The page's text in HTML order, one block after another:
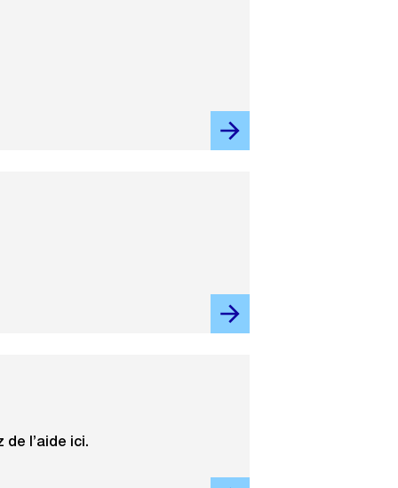
de l’aide ici.